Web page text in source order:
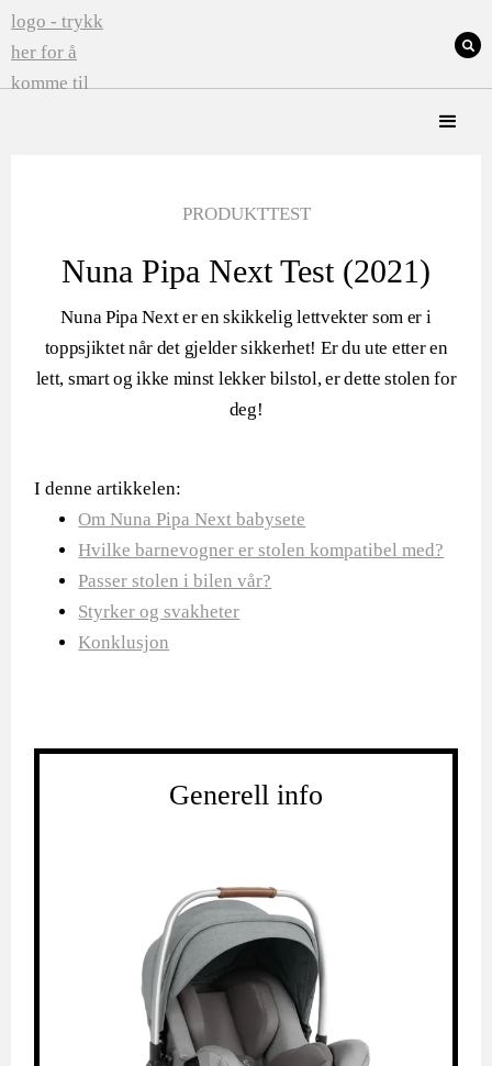
PRODUKTTEST
Nuna Pipa Next Test (2021)
Nuna Pipa Next er en skikkelig lettvekter som er i
toppsjiktet når det gjelder sikkerhet! Er du ute etter en
lett, smart og ikke minst lekker bilstol, er dette stolen for
deg!
I denne artikkelen:
Om Nuna Pipa Next babysete
Hvilke barnevogner er stolen kompatibel med?
Passer stolen i bilen vår?
Styrker og svakheter
Konklusjon
Generell info